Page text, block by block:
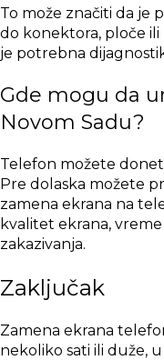
To može značiti da je
do konektora, ploče ili
je potrebna
Gde mogu da
Novom Sadu?
Telefon možete
Pre dolaska možete
zamena ekrana na
kvalitet ekrana,
zakazivanja.
Zaključak
Zamena ekrana
nekoliko sati ili duže,